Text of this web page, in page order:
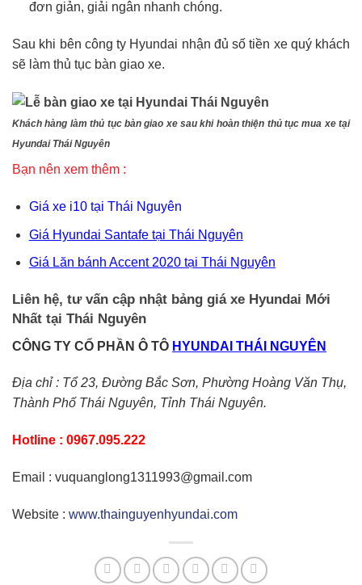
đơn giản, giải ngân nhanh chóng.
Sau khi bên công ty Hyundai nhận đủ số tiền xe quý khách
sẽ làm thủ tục bàn giao xe.
Khách hàng làm thủ tục bàn giao xe sau khi hoàn thiện thủ tục mua xe tại
Hyundai Thái Nguyên
Bạn nên xem thêm :
Giá xe i10 tại Thái Nguyên
Giá Hyundai Santafe tại Thái Nguyên
Giá Lăn bánh Accent 2020 tại Thái Nguyên
Liên hệ, tư vấn cập nhật bảng giá xe Hyundai Mới
Nhất tại Thái Nguyên
CÔNG TY CỔ PHẦN Ô TÔ HYUNDAI THÁI NGUYÊN
Địa chỉ : Tổ 23, Đường Bắc Sơn, Phường Hoàng Văn Thụ,
Thành Phố Thái Nguyên, Tỉnh Thái Nguyên.
Hotline : 0967.095.222
Email : vuquanglong1311993@gmail.com
Website : www.thainguyenhyundai.com